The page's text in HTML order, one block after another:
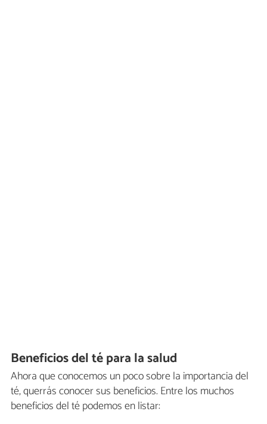
Beneficios del té para la salud
Ahora que conocemos un poco sobre la importancia del
té, querrás conocer sus beneficios. Entre los muchos
beneficios del té podemos en listar: